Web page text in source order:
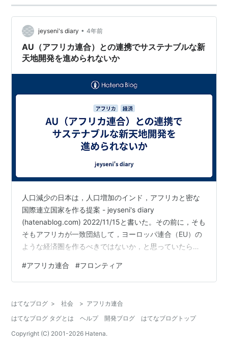
カメルーン
ギニア
ギニアビサウ
ケニア
コモロ
コンゴ民主共和国
サントメ・プリンシペ
ジブチ
ジンバブエ
スーダン
スワジランド
セーシェル
タンザニア
チャド
中央アフリカ
jeyseni's diary • 4年前
AU（アフリカ連合）との連携でサステナブルな新
天地開発を進められないか
人口減少の日本は，人口増加のインド，アフリカと密な
国際連立国家を作る提案 - jeyseni's diary
(hatenablog.com) 2022/11/15と書いた。その前に，そも
そもアフリカが一致団結して，ヨーロッパ連合（EU）の
ような経済圏を作るべきではないか，と思っていたら，
を知った アフリカ連合（AU）｜外務省。2002年7月のこ
とだという。 時期的に，日本が低迷の下り坂を転げ始め
ジを出すことはできなかったのではないか。それまで
は，先進国としてお高く留まって上から目線で見てい
た…
#アフリカ連合 #フロンティア
はてなブログ > 社会 > アフリカ連合
はてなブログ タグとは
ヘルプ 開発ブログ
はてなブログトップ
Copyright (C) 2001-2026 Hatena.